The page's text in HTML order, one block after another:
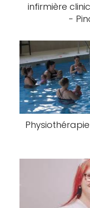
infirmière
-